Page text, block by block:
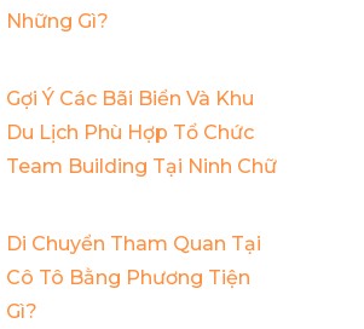
Những Gì?
Gợi Ý Các Bãi Biển Và Khu
Du Lịch Phù Hợp Tổ Chức
Team Building Tại Ninh Chữ
Di Chuyển Tham Quan Tại
Cô Tô Bằng Phương Tiện
Gì?